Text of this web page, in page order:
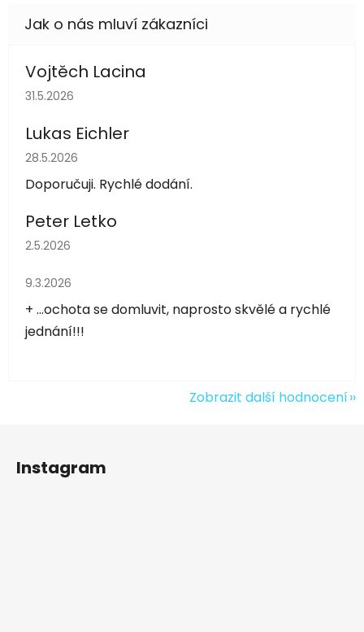
Vojtěch Lacina
Hodnocení obchodu je 5 z 5 hvězdiček.
31.5.2026
Lukas Eichler
Hodnocení obchodu je 5 z 5 hvězdiček.
28.5.2026
Doporučuji. Rychlé dodání.
Peter Letko
Hodnocení obchodu je 5 z 5 hvězdiček.
2.5.2026
Hodnocení obchodu je 5 z 5 hvězdiček.
9.3.2026
+ ...ochota se domluvit, naprosto skvělé a rychlé
jednání!!!
Zobrazit další hodnocení
Instagram